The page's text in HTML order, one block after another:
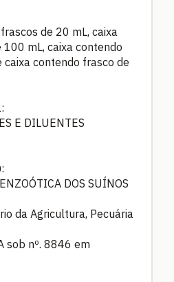
de 20 mL, caixa
mL, caixa contendo
contendo frasco de
E DILUENTES
DOS SUÍNOS
da Agricultura, Pecuária
sob nº. 8846 em